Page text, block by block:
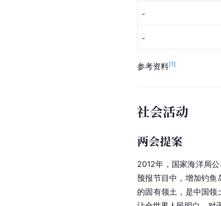
-
-
参考资料[1]
社会活动
两会提案
2012年，国家海洋局
预报节目中，增加钓鱼
的固有领土，是中国领